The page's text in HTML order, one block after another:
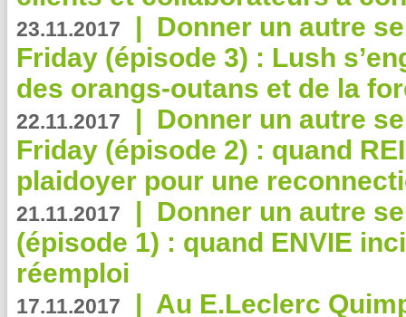
23.11.2017 | Donner un autre
Friday (épisode 3) : Lush
des orangs-outans et de la
22.11.2017 | Donner un autre
Friday (épisode 2) : quand
plaidoyer pour une
21.11.2017 | Donner un autre
(épisode 1) : quand ENVIE
réemploi
17.11.2017 | Au E.Leclerc